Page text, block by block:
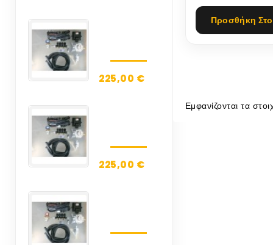
ΤΙΜΗ...
225,00 €
ΤΙΜΗ...
225,00 €
Προσθήκη
Εμφανίζονται τα